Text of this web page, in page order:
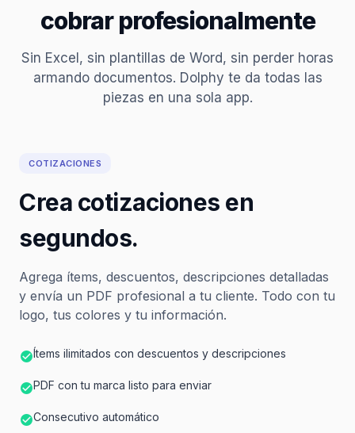
cobrar profesionalmente
Sin Excel, sin plantillas de Word, sin perder horas
armando documentos. Dolphy te da todas las
piezas en una sola app.
COTIZACIONES
Crea cotizaciones en
segundos.
Agrega ítems, descuentos, descripciones detalladas
y envía un PDF profesional a tu cliente. Todo con tu
logo, tus colores y tu información.
Ítems ilimitados con descuentos y descripciones
PDF con tu marca listo para enviar
Consecutivo automático